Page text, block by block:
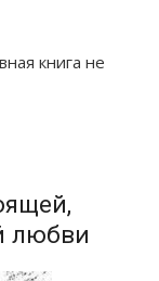
книга не
любви